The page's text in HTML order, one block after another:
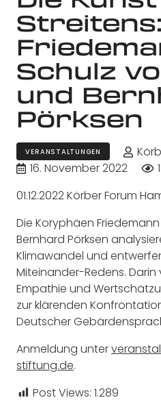
Schulz
und
Pörksen
VERANSTALTUNGEN
16. November 2022
01.12.2022 Körber Forum
Die Koryphäen
Bernhard Pörksen
Klimawandel und
Miteinander-Redens.
Empathie und
zur klärenden
Deutscher
Anmeldung unter
stiftung.de.
Post Views: 1.289